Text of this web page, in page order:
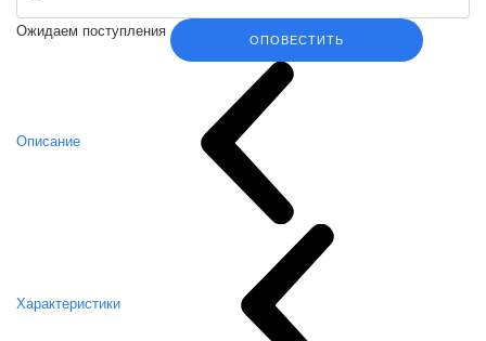
Ожидаем поступления
ОПОВЕСТИТЬ
Описание
Характеристики